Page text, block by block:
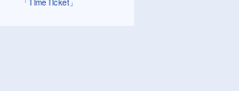
「TimeTicket」